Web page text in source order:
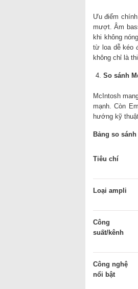
Ưu điểm
mượt. Âm
khi không
từ loa dễ kéo
không chỉ là
So sánh
McIntosh
mạnh. Còn
hướng kỹ
Bảng so
Tiêu chí
Loại ampli
Công
suất/kênh
Công nghệ
nổi bật